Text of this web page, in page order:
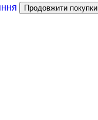
Продовжити покупки